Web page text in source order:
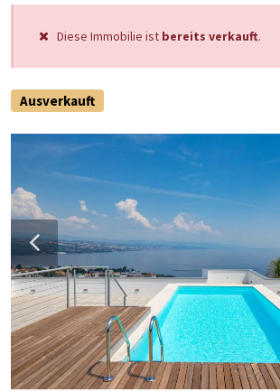
Diese Immobilie ist bereits verkauft.
Ausverkauft